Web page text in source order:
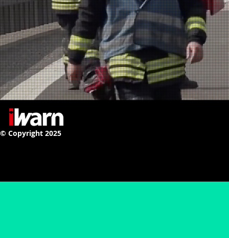
© Copyright 2025